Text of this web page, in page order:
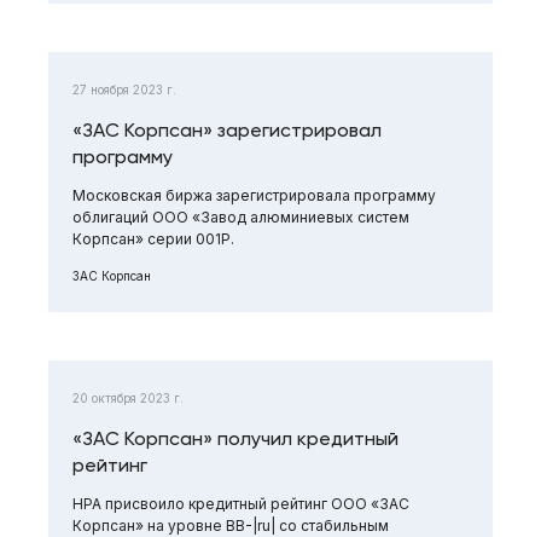
27 ноября 2023 г.
«ЗАС Корпсан» зарегистрировал
программу
Московская биржа зарегистрировала программу
облигаций ООО «Завод алюминиевых систем
Корпсан» серии 001Р.
ЗАС Корпсан
20 октября 2023 г.
«ЗАС Корпсан» получил кредитный
рейтинг
НРА присвоило кредитный рейтинг ООО «ЗАС
Корпсан» на уровне ВB-|ru| со стабильным